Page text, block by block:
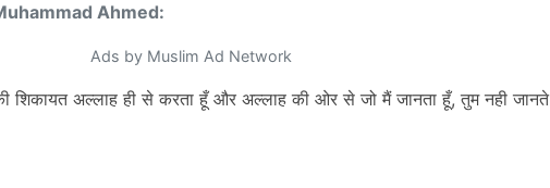
Ahmed:
Ads by Muslim Ad Network
शिकायत अल्लाह ही से करता हूँ और अल्लाह की ओर से जो मैं जानता हूँ, तुम नही जानते